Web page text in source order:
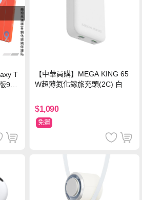
T
9H
【中華員購】MEGA KING 65
W超薄氮化鎵旅充頭(2C) 白
$1,090
免運